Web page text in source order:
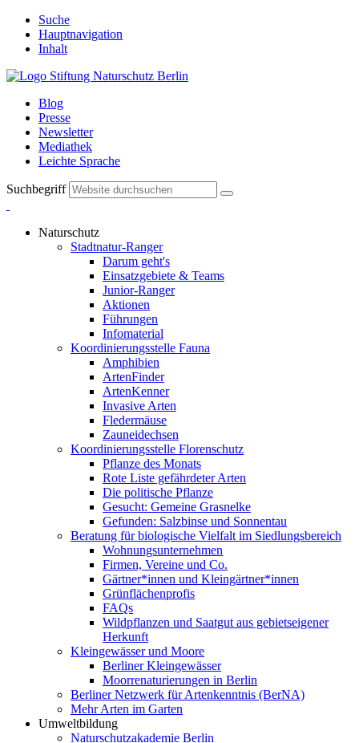
Suche
Hauptnavigation
Inhalt
Blog
Presse
Newsletter
Mediathek
Leichte Sprache
Suchbegriff
Naturschutz
Stadtnatur-Ranger
Darum geht's
Einsatzgebiete & Teams
Junior-Ranger
Aktionen
Führungen
Infomaterial
Koordinierungsstelle Fauna
Amphibien
ArtenFinder
ArtenKenner
Invasive Arten
Fledermäuse
Zauneidechsen
Koordinierungsstelle Florenschutz
Pflanze des Monats
Rote Liste gefährdeter Arten
Die politische Pflanze
Gesucht: Gemeine Grasnelke
Gefunden: Salzbinse und Sonnentau
Beratung für biologische Vielfalt im Siedlungsbereich
Wohnungsunternehmen
Firmen, Vereine und Co.
Gärtner*innen und Kleingärtner*innen
Grünflächenprofis
FAQs
Wildpflanzen und Saatgut aus gebietseigener
Herkunft
Kleingewässer und Moore
Berliner Kleingewässer
Moorrenaturierungen in Berlin
Berliner Netzwerk für Artenkenntnis (BerNA)
Mehr Arten im Garten
Umweltbildung
Naturschutzakademie Berlin